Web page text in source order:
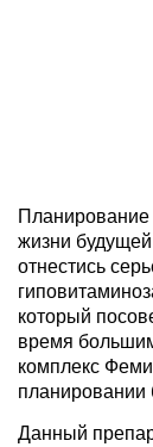
Планирование
жизни
отнестись
который
время
комплекс
Данный